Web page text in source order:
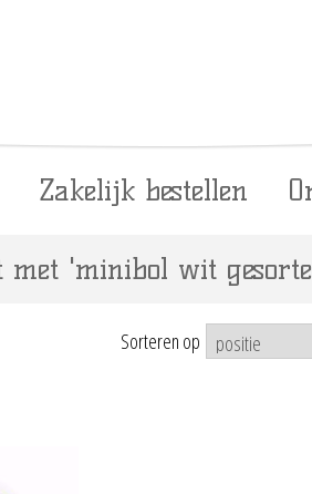
Zakelijk bestellen
met 'minibol wit
Sorteren op